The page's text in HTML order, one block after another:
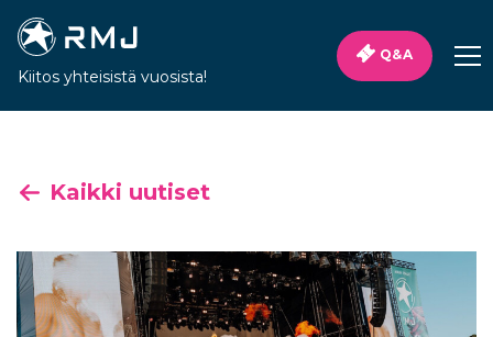
Kiitos yhteisistä vuosista!
Q&A
Kaikki uutiset